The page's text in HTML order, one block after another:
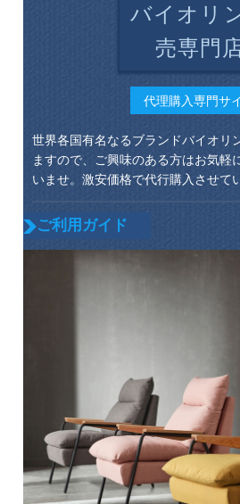
バイオリ
売専門
代理購入専門サ
世界各国有名なるブランドバイオリ
ますので、ご興味のある方はお気軽
いませ。激安価格で代行購入させて
ご利用ガイド